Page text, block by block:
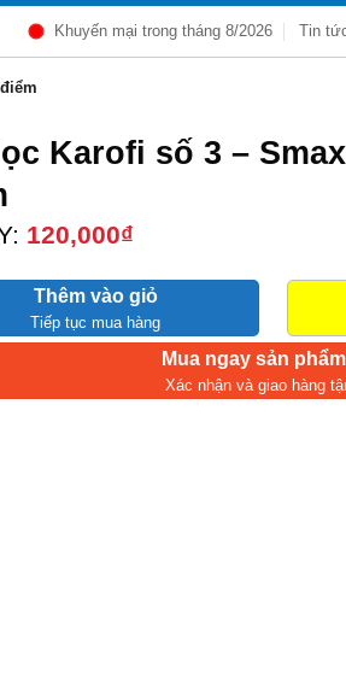
Khuyến mại trong tháng 8/2026 Tin
Karofi số 3 –
120,000₫
Thêm vào giỏ
Tiếp tục mua hàng
Mua ngay sản
Xác nhận và giao hàng